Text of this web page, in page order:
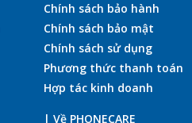
Chính sách bảo hành
Chính sách bảo mật
Chính sách sử dụng
Phương thức thanh toán
Hợp tác kinh doanh
| Về PHONECARE